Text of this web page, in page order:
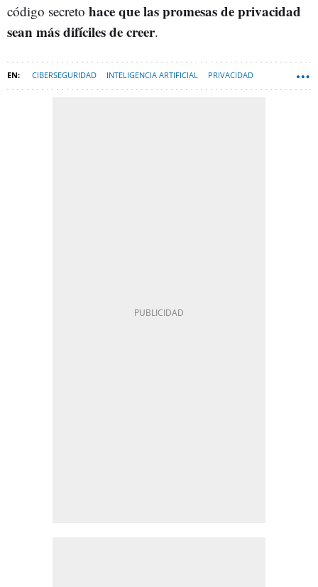
código secreto hace que las promesas de privacidad
sean más difíciles de creer.
CIBERSEGURIDAD INTELIGENCIA ARTIFICIAL PRIVACIDAD